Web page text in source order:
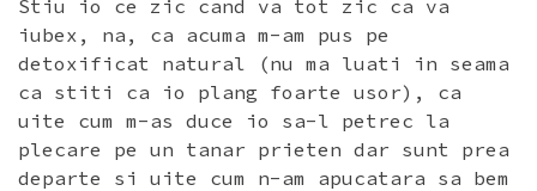
Stiu io ce zic cand va tot zic ca va
iubex, na, ca acuma m-am pus pe
detoxificat natural (nu ma luati in seama
ca stiti ca io plang foarte usor), ca
uite cum m-as duce io sa-l petrec la
plecare pe un tanar prieten dar sunt prea
departe si uite cum n-am apucatara sa bem